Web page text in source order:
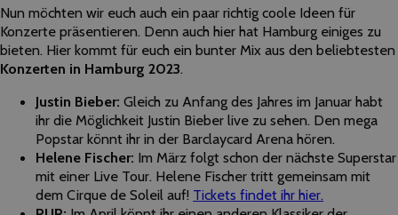
Nun möchten wir euch auch ein paar richtig coole Ideen für
Konzerte präsentieren. Denn auch hier hat Hamburg einiges zu
bieten. Hier kommt für euch ein bunter Mix aus den beliebtesten
Konzerten in Hamburg 2023.
Justin Bieber: Gleich zu Anfang des Jahres im Januar habt
ihr die Möglichkeit Justin Bieber live zu sehen. Den mega
Popstar könnt ihr in der Barclaycard Arena hören.
Helene Fischer: Im März folgt schon der nächste Superstar
mit einer Live Tour. Helene Fischer tritt gemeinsam mit
dem Cirque de Soleil auf! Tickets findet ihr hier.